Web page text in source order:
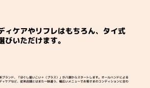
ィケアやリフレはもちろん、​タイ式
いただけます。
ブランド、「ほぐし屋いこい＋（プラス）」が八潮からスタートします。オールハンドによる
ィケアなど、従来店舗とはまた一味違う、幅広いメニューでお客さまのコンディションに合わ